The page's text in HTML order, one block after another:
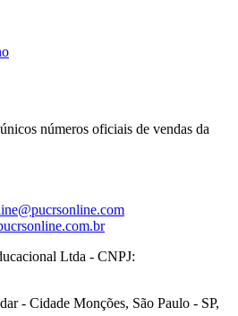
números oficiais de vendas da
Ltda - CNPJ:
- Cidade Monções, São Paulo - SP,